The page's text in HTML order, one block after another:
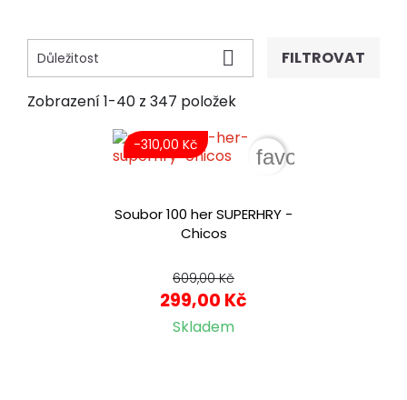
Důležitost  FILTROVAT
Zobrazení 1-40 z 347 položek
Soubor 100 her SUPERHRY -
Chicos
609,00 Kč
299,00 Kč
Skladem
-310,00 Kč
favorite_border